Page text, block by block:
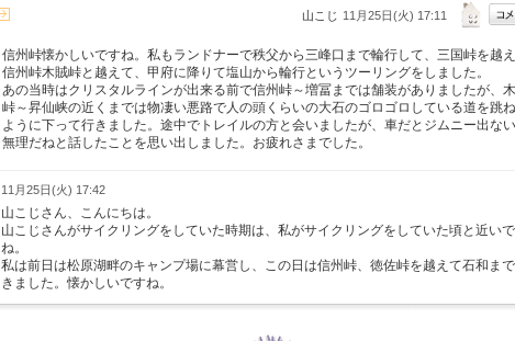
山こじ 11月25日(火) 17:11
信州峠懐かしいですね。私もランドナーで秩父から三峰口まで輪行して、三国峠を越
信州峠木賊峠と越えて、甲府に降りて塩山から輪行というツーリングをしました。
あの当時はクリスタルラインが出来る前で信州峠～増冨までは舗装がありましたが、
峠～昇仙峡の近くまでは物凄い悪路で人の頭くらいの大石のゴロゴロしている道を跳
ように下って行きました。途中でトレイルの方と会いましたが、車だとジムニー出な
無理だねと話したことを思い出しました。お疲れさまでした。
11月25日(火) 17:42
山こじさん、こんにちは。
山こじさんがサイクリングをしていた時期は、私がサイクリングをしていた頃と近い
ね。
私は前日は松原湖畔のキャンプ場に幕営し、この日は信州峠、徳佐峠を越えて石和ま
きました。懐かしいですね。